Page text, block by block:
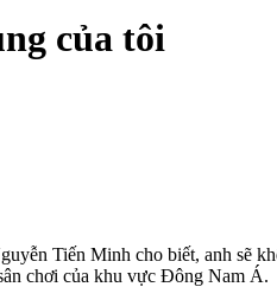
của tôi
Tiến Minh cho biết, anh sẽ
chơi của khu vực Đông Nam Á.